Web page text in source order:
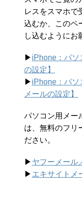
レスをスマホで
込むか、このペ
し込むようにお
▶︎ iPhone：パソ
の設定】
▶︎ iPhone：パソ
メールの設定】
パソコン用メー
は、無料のフリ
ださい。
▶︎ ヤフーメール
▶︎ エキサイトメ